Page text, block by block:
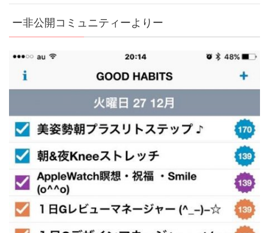
ー非公開コミュニティーよりー